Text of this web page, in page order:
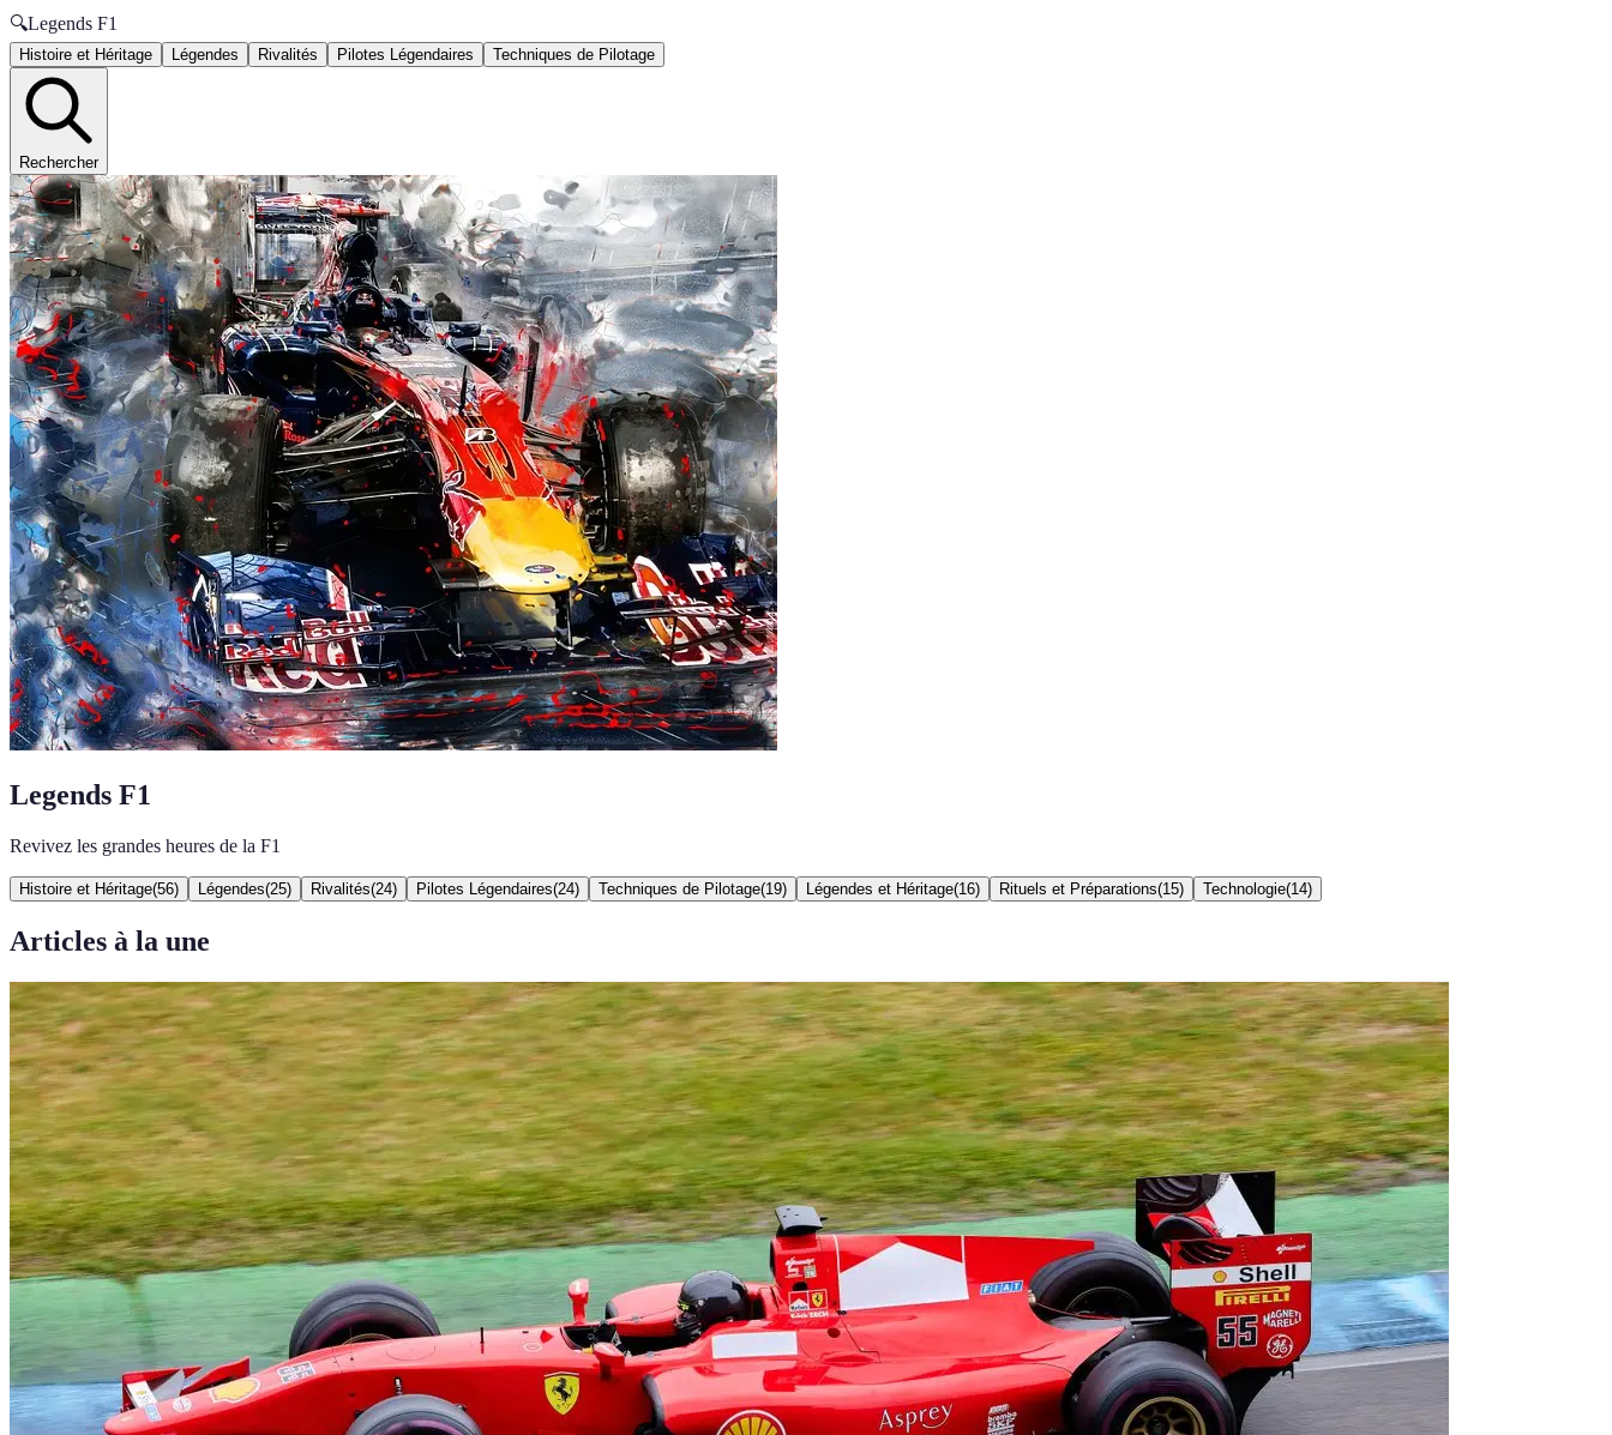
🔍Legends F1
Histoire et Héritage Légendes Rivalités Pilotes Légendaires Techniques de Pilotage
Rechercher
Legends F1
Revivez les grandes heures de la F1
Histoire et Héritage(56) Légendes(25) Rivalités(24) Pilotes Légendaires(24) Techniques de Pilotage(19) Légendes et Héritage(16) Rituels et Préparations(15) Technologie(14)
Articles à la une